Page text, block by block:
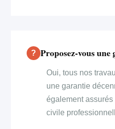
Proposez-vous une
Oui, tous nos
une garantie
également
civile